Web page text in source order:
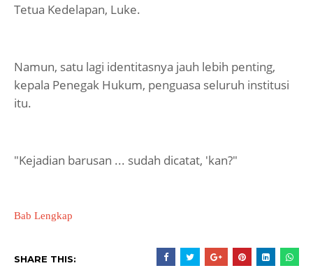
Tetua Kedelapan, Luke.
Namun, satu lagi identitasnya jauh lebih penting,
kepala Penegak Hukum, penguasa seluruh institusi
itu.
"Kejadian barusan ... sudah dicatat, 'kan?"
Bab Lengkap
SHARE THIS: